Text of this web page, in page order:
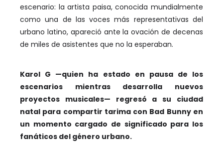
escenario: la artista paisa, conocida mundialmente
como una de las voces más representativas del
urbano latino, apareció ante la ovación de decenas
de miles de asistentes que no la esperaban.
Karol G —quien ha estado en pausa de los
escenarios mientras desarrolla nuevos
proyectos musicales— regresó a su ciudad
natal para compartir tarima con Bad Bunny en
un momento cargado de significado para los
fanáticos del género urbano.